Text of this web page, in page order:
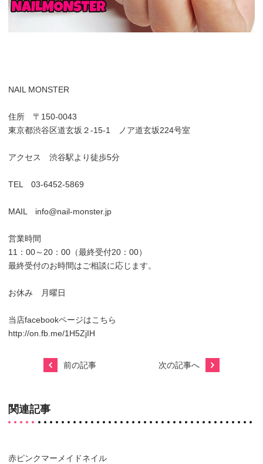
NAIL MONSTER
住所 〒150-0043
東京都渋谷区道玄坂２-15-1 ノア道玄坂224号室
アクセス 渋谷駅より徒歩5分
TEL 03-6452-5869
MAIL info@nail-monster.jp
営業時間
11：00～20：00（最終受付20：00）
最終受付のお時間はご相談に応じます。
お休み 月曜日
当店facebookページはこちら
http://on.fb.me/1H5ZjIH
前の記事 次の記事へ
関連記事
赤ピンクマーメイドネイル